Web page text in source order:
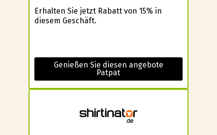
Erhalten Sie jetzt Rabatt von 15% in
diesem Geschäft.
Genießen Sie diesen angebote
Patpat